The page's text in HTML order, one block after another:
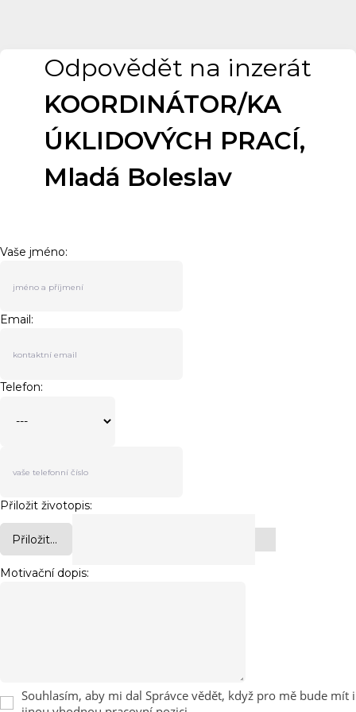
Odpovědět na inzerát
KOORDINÁTOR/KA
ÚKLIDOVÝCH PRACÍ,
Mladá Boleslav
Vaše jméno:
Email:
Telefon:
Přiložit životopis:
Přiložit...
Motivační dopis:
Souhlasím, aby mi dal Správce vědět, když pro mě bude mít i